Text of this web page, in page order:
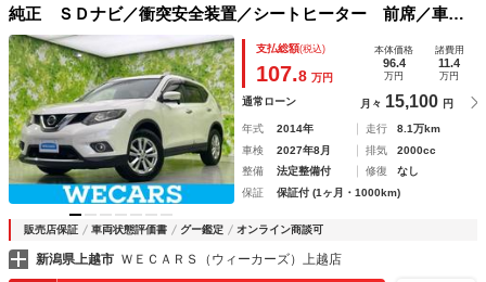
純正 ＳＤナビ／衝突安全装置／シートヒーター 前席／車線
逸脱防止支援システム／シート 合皮／ヘッドランプ ＬＥＤ
／Ｂｌｕｅｔｏｏｔｈ接続／ＥＴＣ／ＥＢＤ付ＡＢＳ／横滑り
防止装置
支払総額(税込)
107.8 万円
本体価格
96.4
万円
諸費用
11.4
万円
通常ローン 月々 15,100 円
年式 2014年 走行
8.1万km
車検
2027年8月 排気
2000cc
整備
法定整備付 修復
なし
保証
保証付 (1ヶ月・1000km)
販売店保証 車両状態評価書 グー鑑定 オンライン商談可
新潟県上越市 ＷＥＣＡＲＳ（ウィーカーズ）上越店